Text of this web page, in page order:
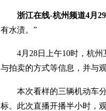
浙江在线-杭州频道4月
有水渍。”
4月28日上午10时，杭州
与拍卖的方式等信息，并与观
本次看样的三辆机动车分
标。此次直播开播半小时，